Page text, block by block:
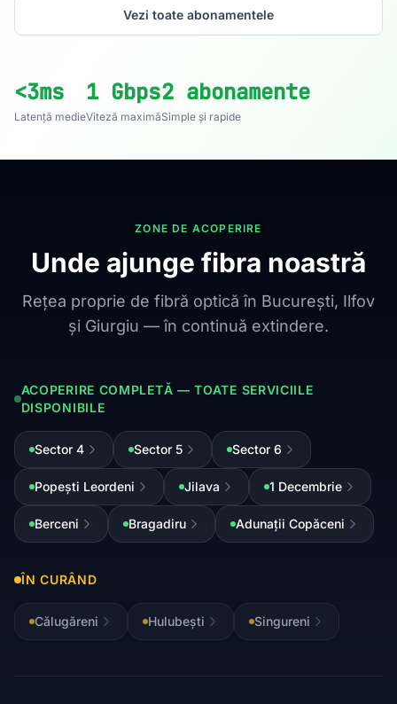
Vezi toate abonamentele
<3ms
Latență medie
1 Gbps
Viteză maximă
2 abonamente
Simple și rapide
ZONE DE ACOPERIRE
Unde ajunge fibra noastră
Rețea proprie de fibră optică în București, Ilfov
și Giurgiu — în continuă extindere.
ACOPERIRE COMPLETĂ — TOATE SERVICIILE
DISPONIBILE
Sector 4 Sector 5 Sector 6
Popești Leordeni Jilava 1 Decembrie
Berceni Bragadiru Adunații Copăceni
ÎN CURÂND
Călugăreni Hulubești Singureni